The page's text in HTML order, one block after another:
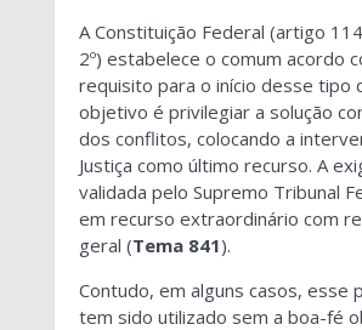
A Constituição Federal (artigo
2º) estabelece o comum acordo
requisito para o início desse tipo
objetivo é privilegiar a solução
dos conflitos, colocando a
Justiça como último recurso. A
validada pelo Supremo Tribunal
em recurso extraordinário com
geral (Tema 841).
Contudo, em alguns casos, esse
tem sido utilizado sem a boa-fé